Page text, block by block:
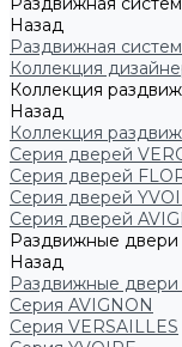
Назад
Раздвижная
Коллекция
Коллекция
Назад
Коллекция
Серия дверей
Серия дверей
Серия дверей
Серия дверей
Раздвижные двери
Назад
Раздвижные двери
Серия AVIGNON
Серия VERSAILLES